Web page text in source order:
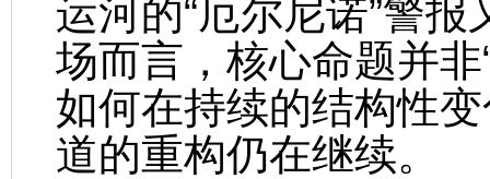
运河的“厄尔尼诺”警
场而言，核心命题并非
如何在持续的结构性
道的重构仍在继续。